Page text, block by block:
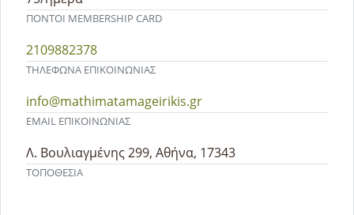
ΠΟΝΤΟΙ MEMBERSHIP CARD
ΤΗΛΕΦΩΝΑ ΕΠΙΚΟΙΝΩΝΙΑΣ
2109882378
EMAIL ΕΠΙΚΟΙΝΩΝΙΑΣ
info@mathimatamageirikis.gr
ΤΟΠΟΘΕΣΙΑ
Λ. Βουλιαγμένης 299, Αθήνα, 17343